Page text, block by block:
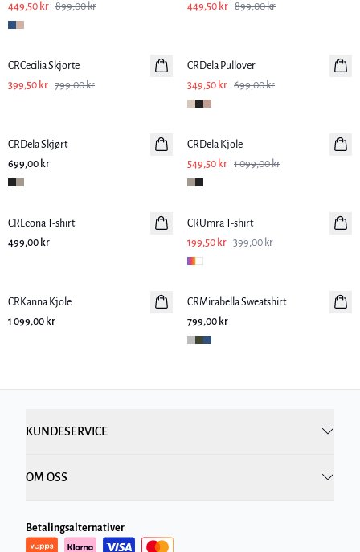
449,50 kr 899,00 kr
449,50 kr 899,00 kr
-50%
CRCecilia Skjorte
399,50 kr 799,00 kr
CRDela Pullover
349,50 kr 699,00 kr
CRDela Skjørt
699,00 kr
-50%
CRDela Kjole
549,50 kr 1 099,00 kr
CRLeona T-shirt
499,00 kr
-50%
CRUmra T-shirt
199,50 kr 399,00 kr
CRKanna Kjole
1 099,00 kr
CRMirabella Sweatshirt
799,00 kr
KUNDESERVICE
OM OSS
Betalingsalternativer